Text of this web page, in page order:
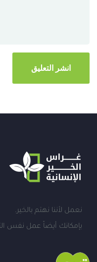
نعمل لأننا نهتم بالخير.
بإمكانك أيضاً عمل نفس